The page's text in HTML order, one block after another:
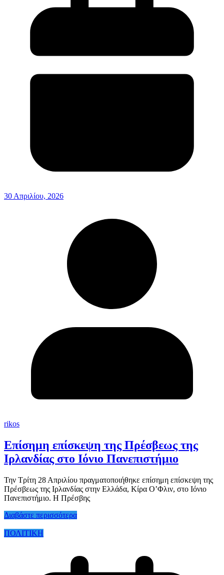
30 Απριλίου, 2026
rikos
Επίσημη επίσκεψη της Πρέσβεως της
Ιρλανδίας στο Ιόνιο Πανεπιστήμιο
Την Τρίτη 28 Απριλίου πραγματοποιήθηκε επίσημη επίσκεψη της
Πρέσβεως της Ιρλανδίας στην Ελλάδα, Κίρα Ο’Φλιν, στο Ιόνιο
Πανεπιστήμιο. Η Πρέσβης
Διαβάστε περισσότερα
ΠΟΛΙΤΙΚΗ